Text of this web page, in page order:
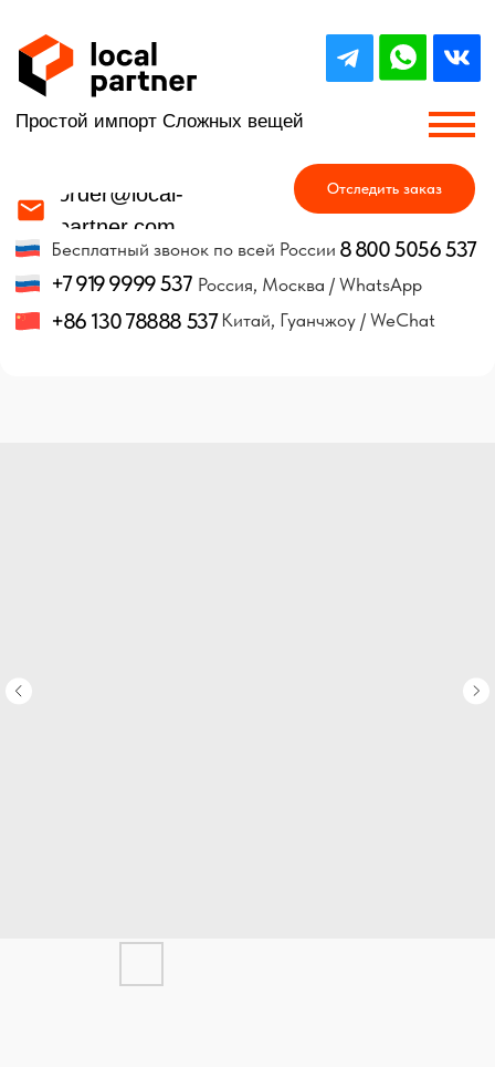
+86 130 78888 537
+7 919 9999 537
8 800 5056 537
Китай, Гуанчжоу / WeChat
Россия, Москва / WhatsApp
Простой импорт Сложных вещей
Отследить заказ